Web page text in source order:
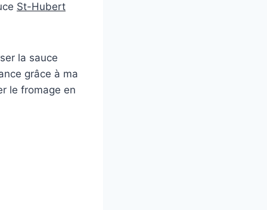
St-Hubert
la sauce
grâce à ma
le fromage en